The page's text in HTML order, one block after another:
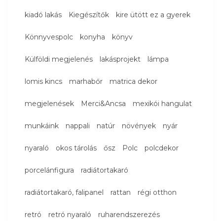
kiadó lakás Kiegészítők kire ütött ez a gyerek
Könnyvespolc konyha könyv
Külföldi megjelenés lakásprojekt lámpa
lomis kincs marhabőr matrica dekor
megjelenések Merci&Ancsa mexikói hangulat
munkáink nappali natúr növények nyár
nyaraló okos tárolás ősz Polc polcdekor
porcelánfigura radiátortakaró
radiátortakaró, falipanel rattan régi otthon
retró retró nyaraló ruharendszerezés